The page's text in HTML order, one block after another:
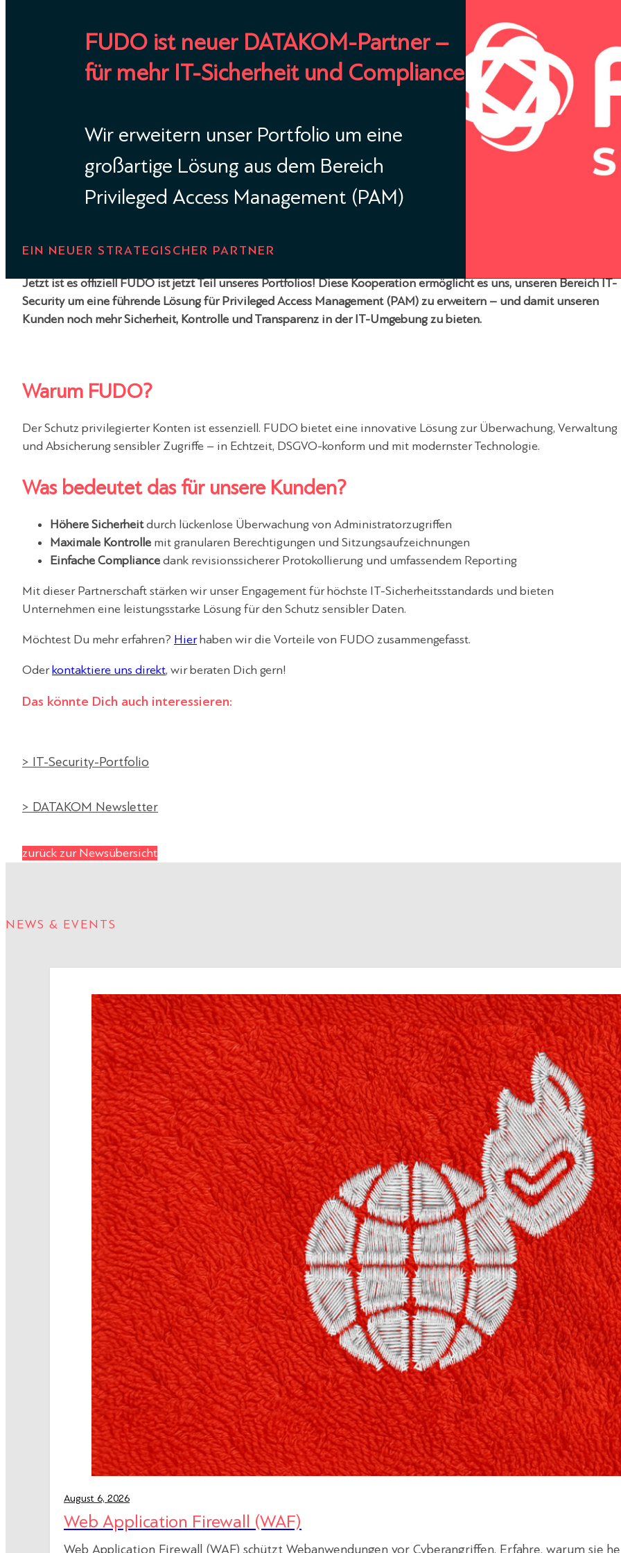
FUDO ist neuer DATAKOM-Partner –
für mehr IT-Sicherheit und Compliance
Wir erweitern unser Portfolio um eine
großartige Lösung aus dem Bereich
Privileged Access Management (PAM)
EIN NEUER STRATEGISCHER PARTNER
Jetzt ist es offiziell FUDO ist jetzt Teil unseres Portfolios! Diese Kooperation ermöglicht es uns, unseren Bereich IT-
Security um eine führende Lösung für Privileged Access Management (PAM) zu erweitern – und damit unseren
Kunden noch mehr Sicherheit, Kontrolle und Transparenz in der IT-Umgebung zu bieten.
Warum FUDO?
Der Schutz privilegierter Konten ist essenziell. FUDO bietet eine innovative Lösung zur Überwachung, Verwaltung
und Absicherung sensibler Zugriffe – in Echtzeit, DSGVO-konform und mit modernster Technologie.
Was bedeutet das für unsere Kunden?
Höhere Sicherheitdurch lückenlose Überwachung von Administratorzugriffen
Maximale Kontrolle mit granularen Berechtigungen und Sitzungsaufzeichnungen
Einfache Compliancedank revisionssicherer Protokollierung und umfassendem Reporting
Mit dieser Partnerschaft stärken wir unser Engagement für höchste IT-Sicherheitsstandards und bieten
Unternehmen eine leistungsstarke Lösung für den Schutz sensibler Daten.
Möchtest Du mehr erfahren? Hierhaben wir die Vorteile von FUDO zusammengefasst.
Oderkontaktiere uns direkt, wir beraten Dich gern!
Das könnte Dich auch interessieren:
> IT-Security-Portfolio
> DATAKOM Newsletter
zurück zur Newsübersicht
NEWS & EVENTS
August 6, 2026
Web Application Firewall (WAF)
Web Application Firewall (WAF) schützt Webanwendungen vor Cyberangriffen. Erfahre, warum sie